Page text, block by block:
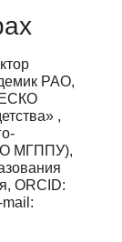
РАО,
,
МГППУ),
ORCID:
mail: